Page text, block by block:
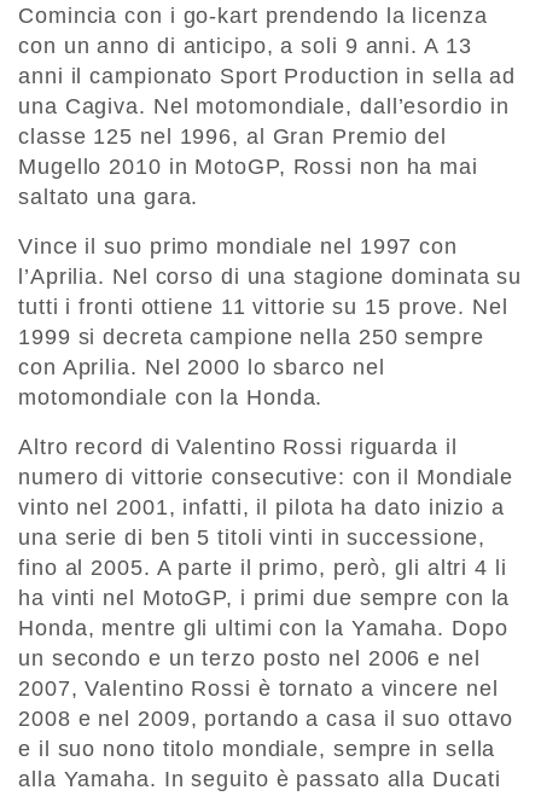
Comincia con i go-kart prendendo la licenza
con un anno di anticipo, a soli 9 anni. A 13
anni il campionato Sport Production in sella ad
una Cagiva. Nel motomondiale, dall’esordio in
classe 125 nel 1996, al Gran Premio del
Mugello 2010 in MotoGP, Rossi non ha mai
saltato una gara.
Vince il suo primo mondiale nel 1997 con
l’Aprilia. Nel corso di una stagione dominata su
tutti i fronti ottiene 11 vittorie su 15 prove. Nel
1999 si decreta campione nella 250 sempre
con Aprilia. Nel 2000 lo sbarco nel
motomondiale con la Honda.
Altro record di Valentino Rossi riguarda il
numero di vittorie consecutive: con il Mondiale
vinto nel 2001, infatti, il pilota ha dato inizio a
una serie di ben 5 titoli vinti in successione,
fino al 2005. A parte il primo, però, gli altri 4 li
ha vinti nel MotoGP, i primi due sempre con la
Honda, mentre gli ultimi con la Yamaha. Dopo
un secondo e un terzo posto nel 2006 e nel
2007, Valentino Rossi è tornato a vincere nel
2008 e nel 2009, portando a casa il suo ottavo
e il suo nono titolo mondiale, sempre in sella
alla Yamaha. In seguito è passato alla Ducati